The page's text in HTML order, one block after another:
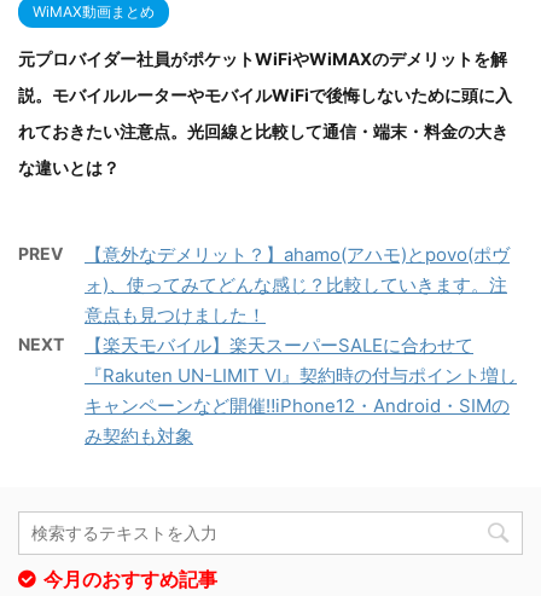
WiMAX動画まとめ
元プロバイダー社員がポケットWiFiやWiMAXのデメリットを解
説。モバイルルーターやモバイルWiFiで後悔しないために頭に入
れておきたい注意点。光回線と比較して通信・端末・料金の大き
な違いとは？
PREV
【意外なデメリット？】ahamo(アハモ)とpovo(ポヴ
ォ)、使ってみてどんな感じ？比較していきます。注
意点も見つけました！
NEXT
【楽天モバイル】楽天スーパーSALEに合わせて
『Rakuten UN-LIMIT Ⅵ』契約時の付与ポイント増し
キャンペーンなど開催‼iPhone12・Android・SIMの
み契約も対象
今月のおすすめ記事